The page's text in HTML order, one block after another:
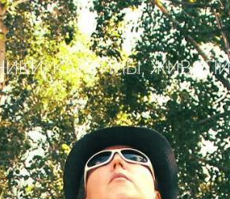
контенту
КАРТИНЫ,